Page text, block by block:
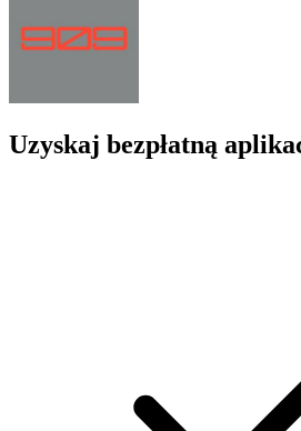
Uzyskaj bezpłatną